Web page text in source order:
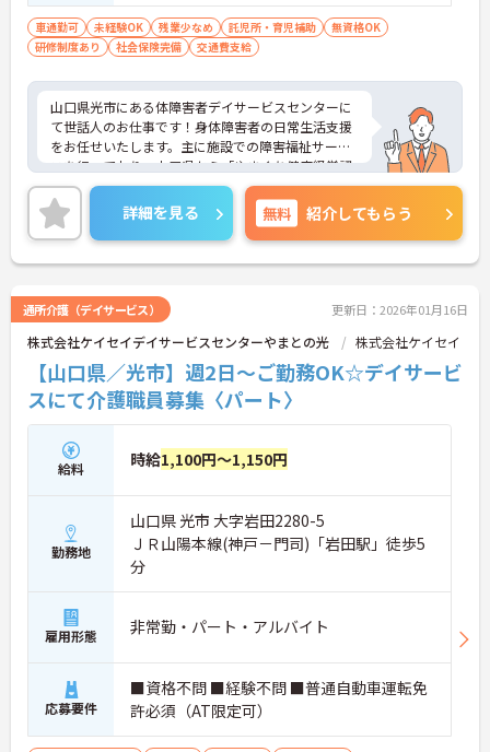
車通勤可 未経験OK 残業少なめ 託児所・育児補助
無資格OK
研修制度あり
社会保険完備 交通費支給
山口県光市にある体障害者デイサービスセンターに
て世話人のお仕事です！身体障害者の日常生活支援
をお任せいたします。主に施設での障害福祉サービ
スを行っており、山口県から「やまぐち健康経営認
定企業」として認定されている法人様です。日勤
帯、週4日以内の勤務ですので、プライベートを重
視したい方にもおすすめです。
ご興味ある方には、面接対策ポイントなど、さらに
詳細をお話しいたしますのでお気軽にご相談くださ
詳細を見る 無料 紹介してもらう
通所介護（デイサービス） 更新日：2026年01月16日
株式会社ケイセイデイサービスセンターやまとの光 株式会社ケイセイ
【山口県／光市】週2日～ご勤務OK☆デイサービ
スにて介護職員募集〈パート〉
給料 時給1,100円～1,150円
勤務地
山口県 光市 大字岩田2280-5
ＪＲ山陽本線(神戸－門司)「岩田駅」徒歩5
分
雇用形態 非常勤・パート・アルバイト
応募要件
■資格不問 ■経験不問 ■普通自動車運転免
許必須（AT限定可）